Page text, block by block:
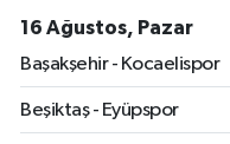
16 Ağustos, Pazar
Başakşehir - Kocaelispor
Beşiktaş - Eyüpspor